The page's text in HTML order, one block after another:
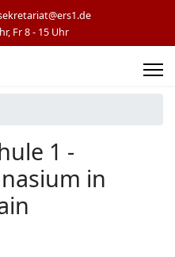
Fr 8 - 15 Uhr
1 -
in